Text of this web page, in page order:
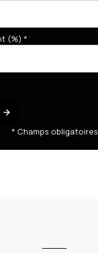
(%) *
* Champs obligatoires